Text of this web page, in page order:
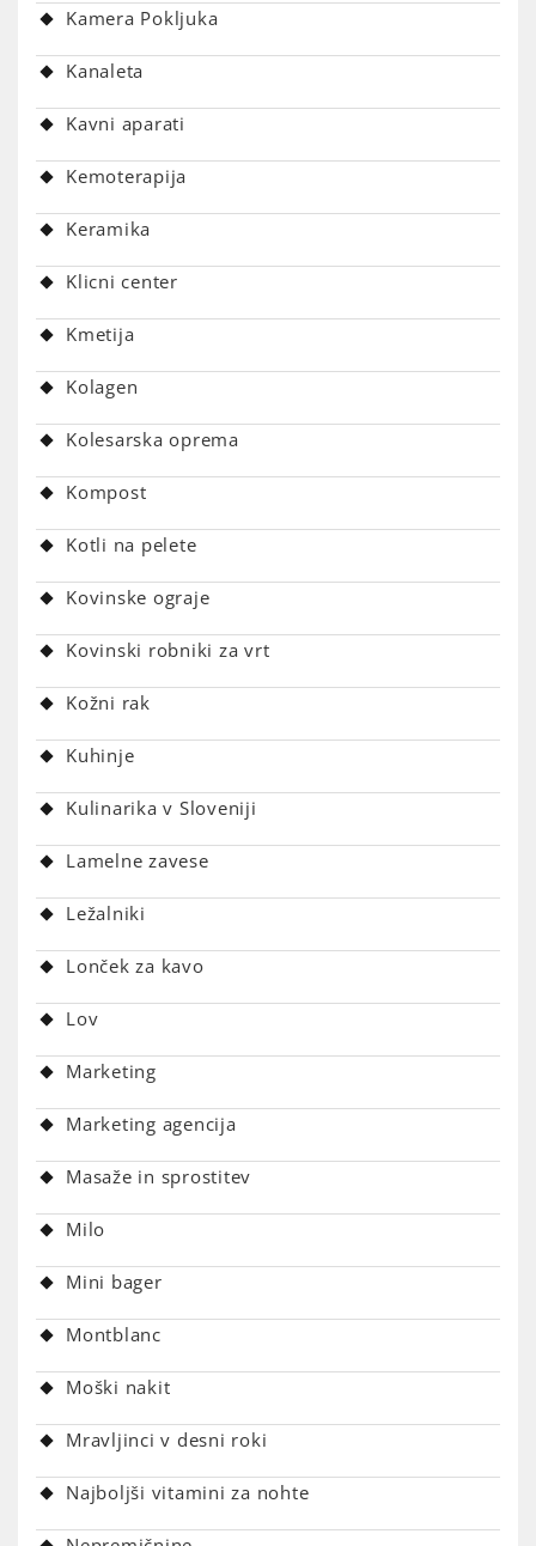
Kamera Pokljuka
Kanaleta
Kavni aparati
Kemoterapija
Keramika
Klicni center
Kmetija
Kolagen
Kolesarska oprema
Kompost
Kotli na pelete
Kovinske ograje
Kovinski robniki za vrt
Kožni rak
Kuhinje
Kulinarika v Sloveniji
Lamelne zavese
Ležalniki
Lonček za kavo
Lov
Marketing
Marketing agencija
Masaže in sprostitev
Milo
Mini bager
Montblanc
Moški nakit
Mravljinci v desni roki
Najboljši vitamini za nohte